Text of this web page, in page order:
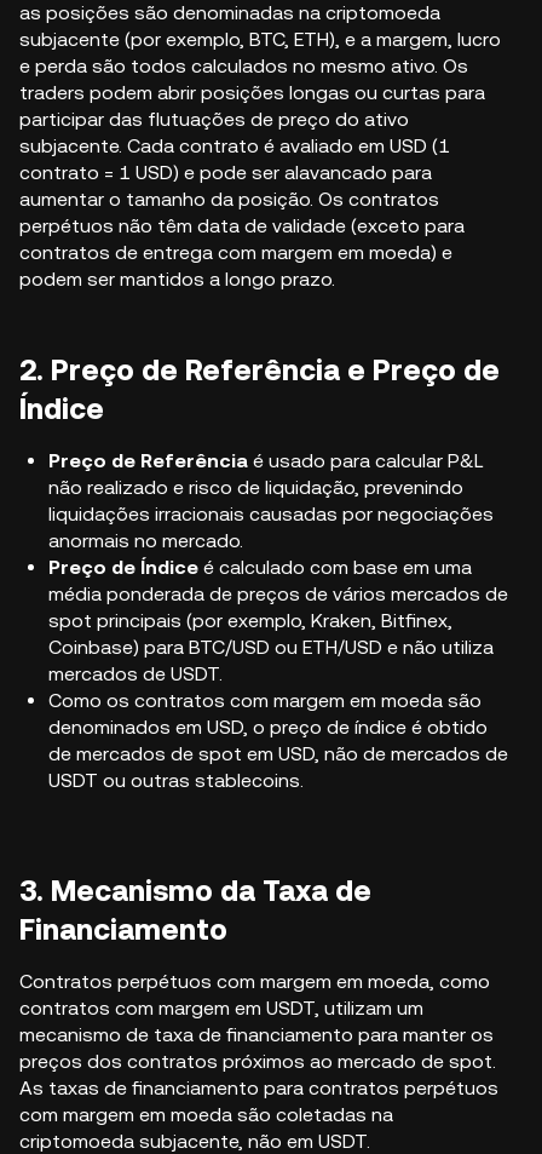
as posições são denominadas na criptomoeda
subjacente (por exemplo, BTC, ETH), e a margem, lucro
e perda são todos calculados no mesmo ativo. Os
traders podem abrir posições longas ou curtas para
participar das flutuações de preço do ativo
subjacente. Cada contrato é avaliado em USD (1
contrato = 1 USD) e pode ser alavancado para
aumentar o tamanho da posição. Os contratos
perpétuos não têm data de validade (exceto para
contratos de entrega com margem em moeda) e
podem ser mantidos a longo prazo.
2. Preço de Referência e Preço de
Índice
Preço de Referência é usado para calcular P&L
não realizado e risco de liquidação, prevenindo
liquidações irracionais causadas por negociações
anormais no mercado.
Preço de Índice é calculado com base em uma
média ponderada de preços de vários mercados de
spot principais (por exemplo, Kraken, Bitfinex,
Coinbase) para BTC/USD ou ETH/USD e não utiliza
mercados de USDT.
Como os contratos com margem em moeda são
denominados em USD, o preço de índice é obtido
de mercados de spot em USD, não de mercados de
USDT ou outras stablecoins.
3. Mecanismo da Taxa de
Financiamento
Contratos perpétuos com margem em moeda, como
contratos com margem em USDT, utilizam um
mecanismo de taxa de financiamento para manter os
preços dos contratos próximos ao mercado de spot.
As taxas de financiamento para contratos perpétuos
com margem em moeda são coletadas na
criptomoeda subjacente, não em USDT.